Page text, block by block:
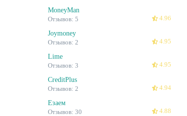
MoneyMan
4.96
Отзывов: 5
Joymoney
4.95
Отзывов: 2
Lime
4.95
Отзывов: 3
CreditPlus
4.94
Отзывов: 2
Езаем
4.88
Отзывов: 30